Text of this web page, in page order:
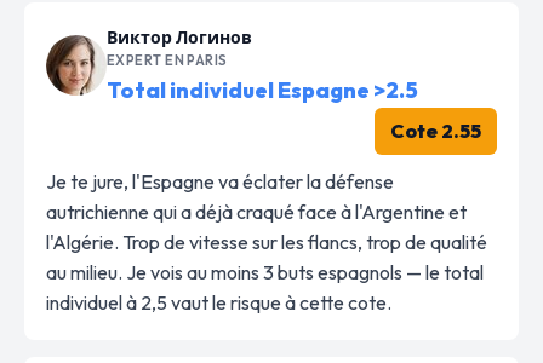
Виктор Логинов
EXPERT EN PARIS
Total individuel Espagne >2.5
Cote 2.55
Je te jure, l'Espagne va éclater la défense
autrichienne qui a déjà craqué face à l'Argentine et
l'Algérie. Trop de vitesse sur les flancs, trop de qualité
au milieu. Je vois au moins 3 buts espagnols — le total
individuel à 2,5 vaut le risque à cette cote.